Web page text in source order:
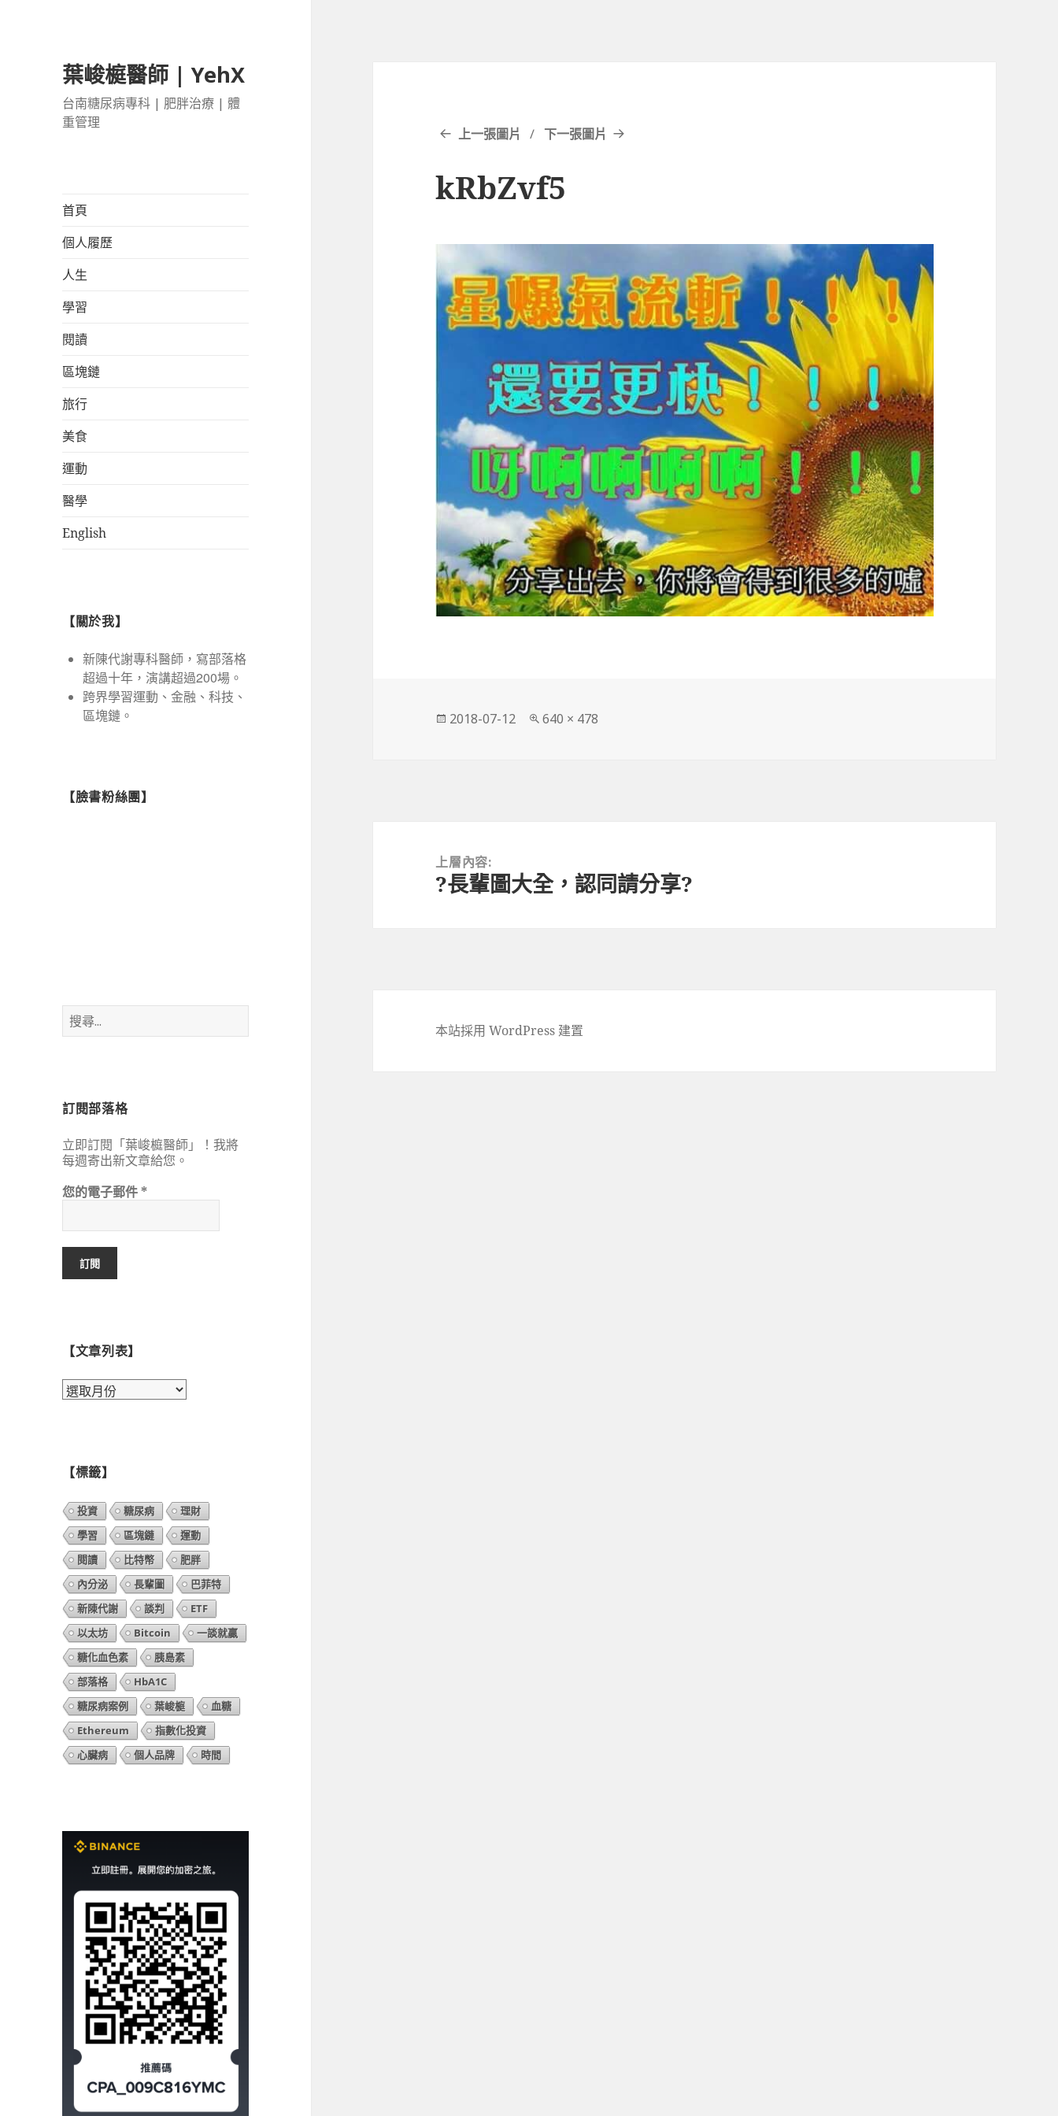
葉峻榳醫師 | YehX
台南糖尿病專科 | 肥胖治療 | 體
重管理
首頁
個人履歷
人生
學習
閱讀
區塊鏈
旅行
美食
運動
醫學
English
【關於我】
新陳代謝專科醫師，寫部落格
超過十年，演講超過200場。
跨界學習運動、金融、科技、
區塊鏈。
【臉書粉絲團】
搜
尋
訂閱部落格
立即訂閱「葉峻榳醫師」！我將
每週寄出新文章給您。
您的電子郵件*
【文章列表】
【文
【標籤】
投資 糖尿病
理財
學習
區塊鏈
運動
閱讀
比特幣
肥胖
內分泌
長輩圖
巴菲特
新陳代謝
談判
ETF
以太坊
Bitcoin
一談就贏
糖化血色素
胰島素
部落格
HbA1C
糖尿病案例
葉峻榳
血糖
Ethereum
指數化投資
心臟病
個人品牌 時間
上一張圖片 下一張圖片
kRbZvf5
發
2018-07-12
完
640 × 478
上層內容:
?長輩圖大全，認同請分享?
本站採用 WordPress 建置